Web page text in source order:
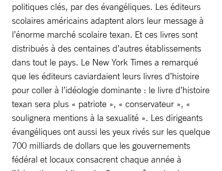
politiques clés, par des évangéliques. Les éditeurs
scolaires américains adaptent alors leur message à
l’énorme marché scolaire texan. Et ces livres sont
distribués à des centaines d’autres établissements
dans tout le pays. Le New York Times a remarqué
que les éditeurs caviardaient leurs livres d’histoire
pour coller à l’idéologie dominante : le livre d’histoire
texan sera plus « patriote », « conservateur », «
soulignera mentions à la sexualité ». Les dirigeants
évangéliques ont aussi les yeux rivés sur les quelque
700 milliards de dollars que les gouvernements
fédéral et locaux consacrent chaque année à